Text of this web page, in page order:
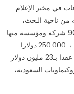
في مخبر الإعلام
من ناحية البحث،
وبميزانية سنوية بلغت 75 مليون دولار، تسهم فيها 90 شركة ومؤسسة منها
مؤسسة محمد بن سلمان، إذ تساهم كل واحدة منها بـ 250.000 دولارا
سنويا. وفي ذلك اليوم، وقعت السعودية مع الجامعة عقدا بـ23 مليون دولار
السعودية،